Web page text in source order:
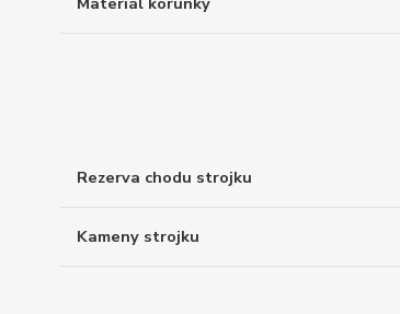
Rezerva chodu strojku
Kameny strojku